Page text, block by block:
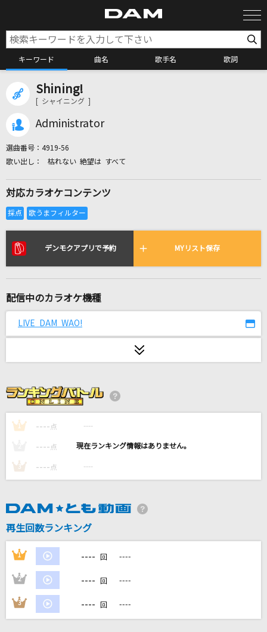
キーワード 曲名 歌手名 歌詞
リアルタイムで歌われている曲の一覧
[生音]季節の中で
あの子コンプレックス
僕らの音
Mr.Children
米津玄師
back number
[生音]マリーゴールド
あいみょん
[生音]桜
コブクロ
Shining!
[ シャイニング ]
Administrator
選曲番号： 4919-56
枯れない 絶望は すべて
対応カラオケコンテンツ
デンモクアプリで予約 MYリスト保存
配信中のカラオケ機種
LIVE DAM WAO!
1 ---- 点 ----
---- 点 ----
3 ---- 点 ----
再生回数ランキング
1 ---- 回 ----
2 ---- 回 ----
3 ---- 回 ----